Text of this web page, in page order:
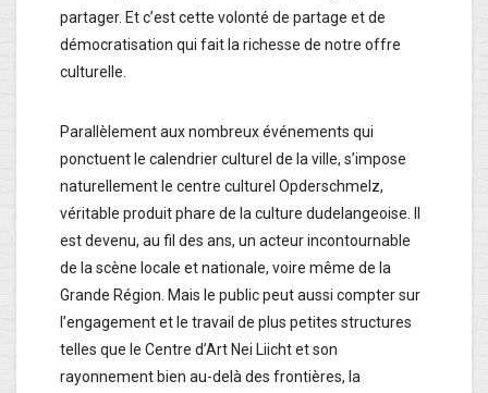
partager. Et c’est cette volonté de partage et de
démocratisation qui fait la richesse de notre offre
culturelle.
Parallèlement aux nombreux événements qui
ponctuent le calendrier culturel de la ville, s’impose
naturellement le centre culturel Opderschmelz,
véritable produit phare de la culture dudelangeoise. Il
est devenu, au fil des ans, un acteur incontournable
de la scène locale et nationale, voire même de la
Grande Région. Mais le public peut aussi compter sur
l’engagement et le travail de plus petites structures
telles que le Centre d’Art Nei Liicht et son
rayonnement bien au-delà des frontières, la